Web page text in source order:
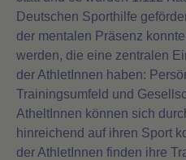
Deutschen Sporthilfe
der mentalen Präsenz
werden, die eine zentralen
der AthletInnen haben:
Trainingsumfeld und
AtheltInnen können sich
hinreichend auf ihren Sport
der AthletInnen finden ihre